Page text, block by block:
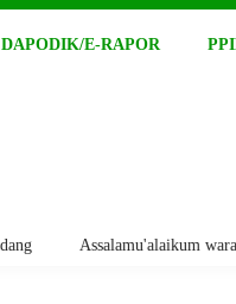
DAPODIK/E-RAPOR
Assalamu'alaikum